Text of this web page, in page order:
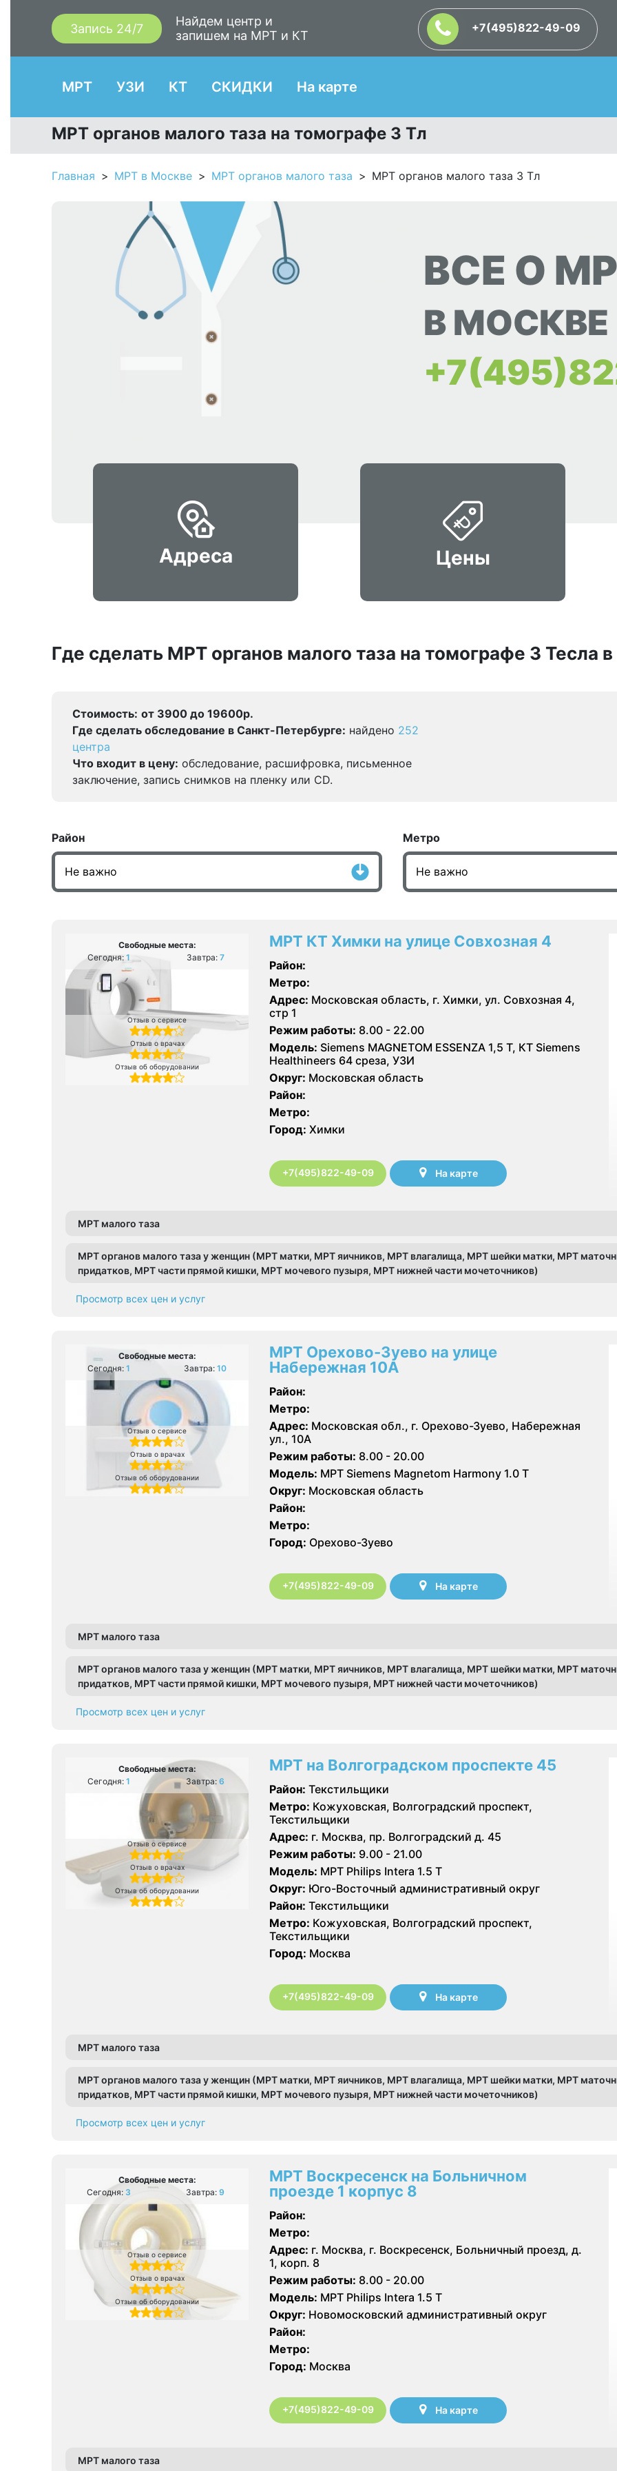
Запись 24/7
Найдем центр и
запишем на МРТ и КТ
+7(495)822-49-09
МРТ УЗИ КТ СКИДКИ На карте
МРТ органов малого таза на томографе 3 Тл
Главная МРТ в Москве МРТ органов малого таза МРТ органов малого таза 3 Тл
ВСЕ О
В МОСКВЕ
Адреса Цены
Где сделать МРТ органов малого таза на томографе 3 Тесла
Стоимость: от 3900 до 19600р.
Где сделать обследование в Санкт-Петербурге: найдено 252
центра
Что входит в цену: обследование, расшифровка, письменное
заключение, запись снимков на пленку или CD.
Район Метро
Свободные места:
Сегодня: 1 Завтра: 7
Отзыв о сервисе
Отзыв о врачах
Отзыв об оборудовании
МРТ КТ Химки на улице Совхозная 4
Район:
Метро:
Адрес: Московская область, г. Химки, ул. Совхозная 4,
стр 1
Режим работы: 8.00 - 22.00
Модель: Siemens MAGNETOM ESSENZA 1,5 Т, КТ Siemens
Healthineers 64 среза, УЗИ
Округ: Московская область
Район:
Метро:
Город: Химки
+7(495)822-49-09 На карте
МРТ малого таза
МРТ органов малого таза у женщин (МРТ матки, МРТ яичников, МРТ влагалища, МРТ шейки матки, МРТ
придатков, МРТ части прямой кишки, МРТ мочевого пузыря, МРТ нижней части мочеточников)
Просмотр всех цен и услуг
Свободные места:
Сегодня: 1 Завтра: 10
Отзыв о сервисе
Отзыв о врачах
Отзыв об оборудовании
МРТ Орехово-Зуево на улице
Набережная 10А
Район:
Метро:
Адрес: Московская обл., г. Орехово-Зуево, Набережная
ул., 10А
Режим работы: 8.00 - 20.00
Модель: МРТ Siemens Magnetom Harmony 1.0 Т
Округ: Московская область
Район:
Метро:
Город: Орехово-Зуево
+7(495)822-49-09 На карте
МРТ малого таза
МРТ органов малого таза у женщин (МРТ матки, МРТ яичников, МРТ влагалища, МРТ шейки матки, МРТ
придатков, МРТ части прямой кишки, МРТ мочевого пузыря, МРТ нижней части мочеточников)
Просмотр всех цен и услуг
Свободные места:
Сегодня: 1 Завтра: 6
Отзыв о сервисе
Отзыв о врачах
Отзыв об оборудовании
МРТ на Волгоградском проспекте 45
Район: Текстильщики
Метро: Кожуховская, Волгоградский проспект,
Текстильщики
Адрес: г. Москва, пр. Волгоградский д. 45
Режим работы: 9.00 - 21.00
Модель: МРТ Philips Intera 1.5 T
Округ: Юго-Восточный административный округ
Район: Текстильщики
Метро: Кожуховская, Волгоградский проспект,
Текстильщики
Город: Москва
+7(495)822-49-09 На карте
МРТ малого таза
МРТ органов малого таза у женщин (МРТ матки, МРТ яичников, МРТ влагалища, МРТ шейки матки, МРТ
придатков, МРТ части прямой кишки, МРТ мочевого пузыря, МРТ нижней части мочеточников)
Просмотр всех цен и услуг
Свободные места:
Сегодня: 3 Завтра: 9
Отзыв о сервисе
Отзыв о врачах
Отзыв об оборудовании
МРТ Воскресенск на Больничном
проезде 1 корпус 8
Район:
Метро:
Адрес: г. Москва, г. Воскресенск, Больничный проезд, д.
1, корп. 8
Режим работы: 8.00 - 20.00
Модель: МРТ Philips Intera 1.5 T
Округ: Новомосковский административный округ
Район:
Метро:
Город: Москва
+7(495)822-49-09 На карте
МРТ малого таза